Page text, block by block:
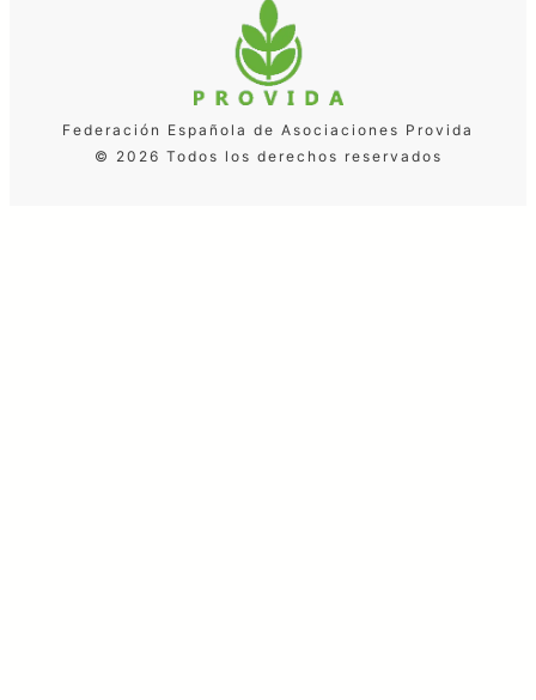
Federación Española de Asociaciones Provida
© 2026 Todos los derechos reservados